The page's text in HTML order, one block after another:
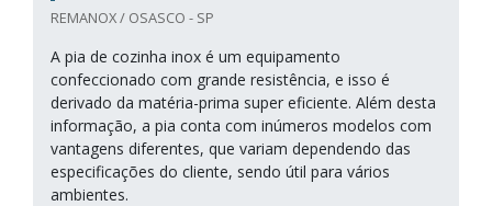
REMANOX / OSASCO - SP
A pia de cozinha inox é um equipamento
confeccionado com grande resistência, e isso é
derivado da matéria-prima super eficiente. Além desta
informação, a pia conta com inúmeros modelos com
vantagens diferentes, que variam dependendo das
especificações do cliente, sendo útil para vários
ambientes.